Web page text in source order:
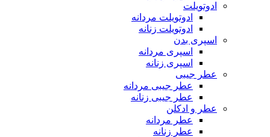
ادوتویلت
ادوتویلت مردانه
ادوتویلت زنانه
اسپری بدن
اسپری مردانه
اسپری زنانه
عطر جیبی
عطر جیبی مردانه
عطر جیبی زنانه
عطر و ادکلن
عطر مردانه
عطر زنانه